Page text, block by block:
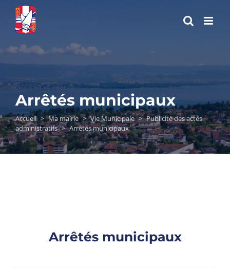
Passer
contenu
Arrêtés municipaux
Accueil > Ma mairie > Vie Municipale > Publicité des actes
administratifs > Arrêtés municipaux
Arrêtés municipaux